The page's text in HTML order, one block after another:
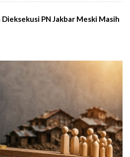
Dieksekusi PN Jakbar Meski Masih